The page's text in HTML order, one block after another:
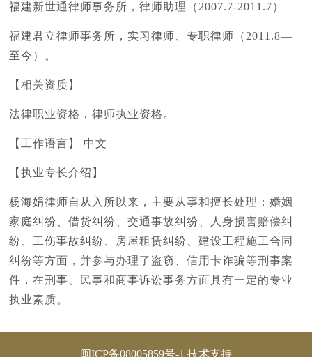
福建新世通律师事务所，律师助理（2007.7-2011.7）
福建君立律师事务所，实习律师、专职律师（2011.8—
至今）。
【相关资质】
法律职业资格，律师执业资格。
【工作语言】 中文
【执业专长介绍】
杨海娟律师自从入所以来，主要从事和擅长处理：婚姻
家庭纠纷、借贷纠纷、交通事故纠纷、人身损害赔偿纠
纷、工伤事故纠纷、房屋租赁纠纷、建设工程施工合同
纠纷等方面，并参与办理了盗窃、信用卡诈骗等刑事案
件，在刑事、民事和商事诉讼事务方面具有一定的专业
执业素质。
闽ICP备08005859号-1 技术支持